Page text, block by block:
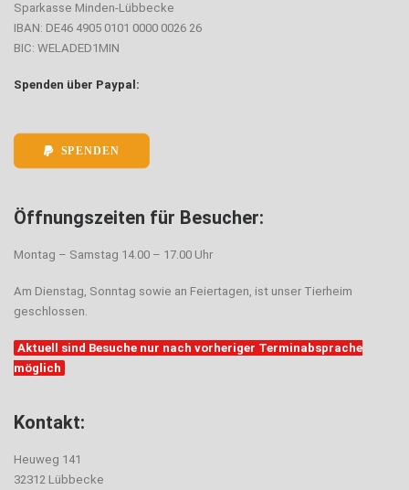
Sparkasse Minden-Lübbecke
IBAN: DE46 4905 0101 0000 0026 26
BIC: WELADED1MIN
Spenden über Paypal:
SPENDEN
Öffnungszeiten für Besucher:
Montag – Samstag 14.00 – 17.00 Uhr
Am Dienstag, Sonntag sowie an Feiertagen, ist unser Tierheim
geschlossen.
Aktuell sind Besuche nur nach vorheriger Terminabsprache
möglich
Kontakt:
Heuweg 141
32312 Lübbecke